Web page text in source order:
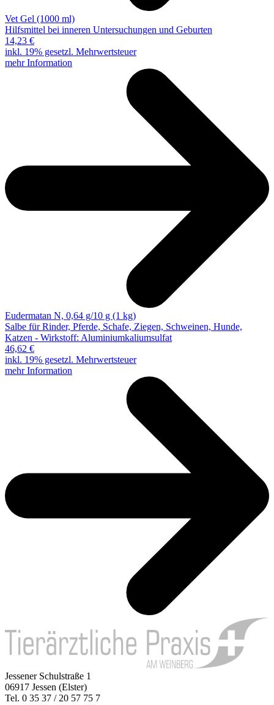
Vet Gel (1000 ml)
Hilfsmittel bei inneren Untersuchungen und Geburten
14,23 €
inkl. 19% gesetzl. Mehrwertsteuer
mehr Information
Eudermatan N, 0,64 g/10 g (1 kg)
Salbe für Rinder, Pferde, Schafe, Ziegen, Schweinen, Hunde,
Katzen - Wirkstoff: Aluminiumkaliumsulfat
46,62 €
inkl. 19% gesetzl. Mehrwertsteuer
mehr Information
Jessener Schulstraße 1
06917 Jessen (Elster)
Tel. 0 35 37 / 20 57 75 7